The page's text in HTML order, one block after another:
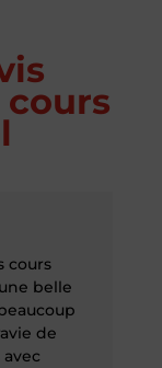
cours
cours
belle
de